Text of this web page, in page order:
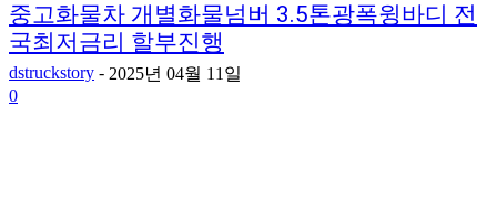
중고화물차 개별화물넘버 3.5톤광폭윙바디 전
국최저금리 할부진행
dstruckstory - 2025년 04월 11일
0